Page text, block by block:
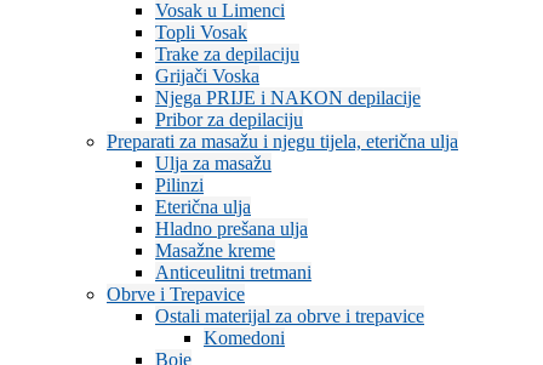
Vosak u Limenci
Topli Vosak
Trake za depilaciju
Grijači Voska
Njega PRIJE i NAKON depilacije
Pribor za depilaciju
Preparati za masažu i njegu tijela, eterična ulja
Ulja za masažu
Pilinzi
Eterična ulja
Hladno prešana ulja
Masažne kreme
Anticeulitni tretmani
Obrve i Trepavice
Ostali materijal za obrve i trepavice
Komedoni
Boje